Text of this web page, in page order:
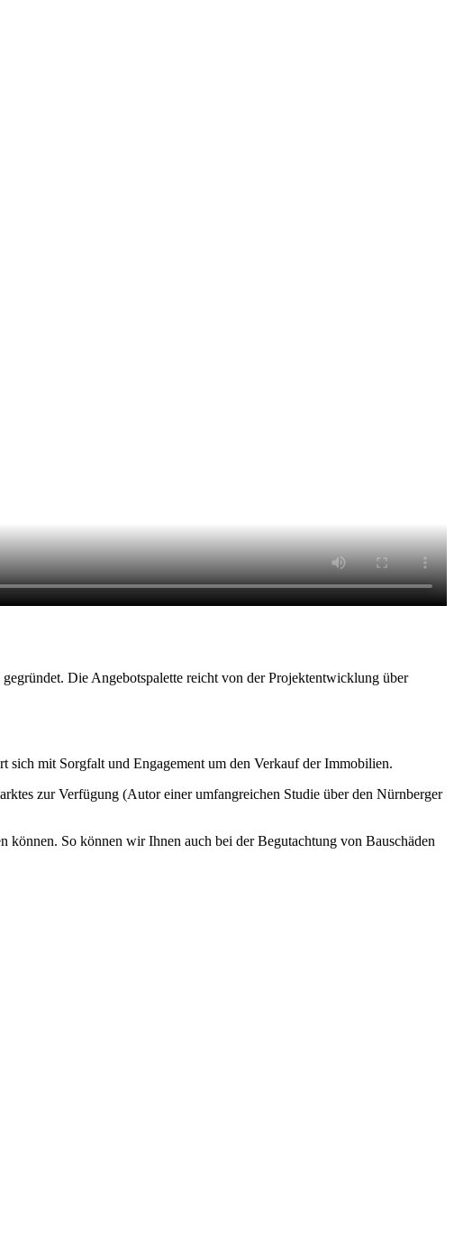
Die Angebotspalette reicht von der Projektentwicklung über
mit Sorgfalt und Engagement um den Verkauf der Immobilien.
zur Verfügung (Autor einer umfangreichen Studie über den Nürnberger
So können wir Ihnen auch bei der Begutachtung von Bauschäden